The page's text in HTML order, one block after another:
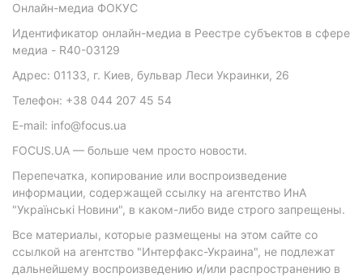
Онлайн-медиа ФОКУС
Идентификатор онлайн-медиа в Реестре субъектов в сфере
медиа - R40-03129
Адрес: 01133, г. Киев, бульвар Леси Украинки, 26
Телефон: +38 044 207 45 54
E-mail: info@focus.ua
FOCUS.UA — больше чем просто новости.
Перепечатка, копирование или воспроизведение
информации, содержащей ссылку на агентство ИнА
"Українські Новини", в каком-либо виде строго запрещены.
Все материалы, которые размещены на этом сайте со
ссылкой на агентство "Интерфакс-Украина", не подлежат
дальнейшему воспроизведению и/или распространению в